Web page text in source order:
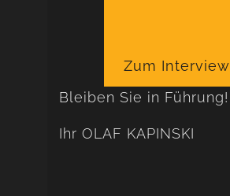
Zum Interview
Bleiben Sie in Führung!
Ihr OLAF KAPINSKI